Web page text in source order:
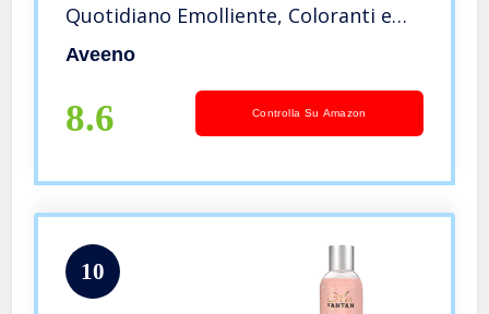
Quotidiano Emolliente, Coloranti e
Profumo, Senza Sapone,per Pelli
Aveeno
8.6 Controlla Su Amazon
10